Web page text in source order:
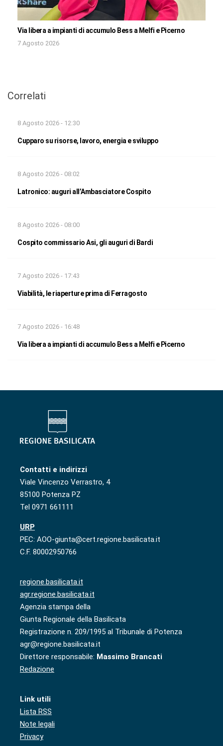
Via libera a impianti di accumulo Bess a Melfi e Picerno
7 Agosto 2026
Correlati
8 Agosto 2026 - 12:30
Cupparo su risorse, lavoro, energia e sviluppo
8 Agosto 2026 - 08:02
Latronico: auguri all’Ambasciatore Cospito
8 Agosto 2026 - 08:00
Cospito commissario Asi, gli auguri di Bardi
7 Agosto 2026 - 17:43
Viabilità, le riaperture prima di Ferragosto
7 Agosto 2026 - 16:48
Via libera a impianti di accumulo Bess a Melfi e Picerno
Contatti e indirizzi
Viale Vincenzo Verrastro, 4
85100 Potenza PZ
Tel 0971 661111
URP
PEC: AOO-giunta@cert.regione.basilicata.it
C.F. 80002950766
regione.basilicata.it
agr.regione.basilicata.it
Agenzia stampa della
Giunta Regionale della Basilicata
Registrazione n. 209/1995 al Tribunale di Potenza
agr@regione.basilicata.it
Direttore responsabile: Massimo Brancati
Redazione
Link utili
Lista RSS
Note legali
Privacy